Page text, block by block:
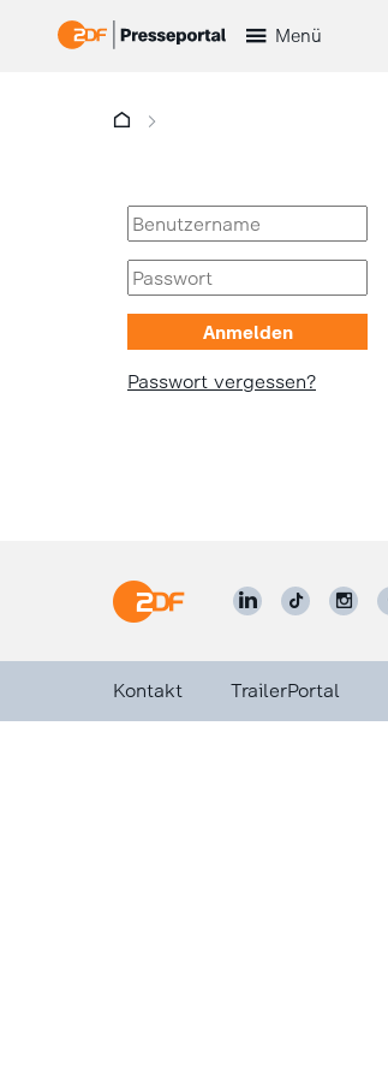
Menü
Passwort vergessen?
Kontakt TrailerPortal